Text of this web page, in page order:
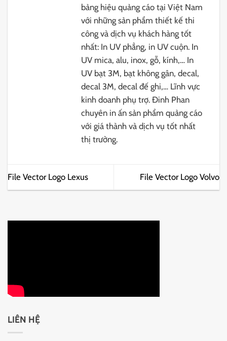
bảng hiệu quảng cáo tại Việt Nam
với những sản phẩm thiết kế thi
công và dịch vụ khách hàng tốt
nhất: In UV phẳng, in UV cuộn. In
UV mica, alu, inox, gỗ, kính,… In
UV bạt 3M, bạt không gân, decal,
decal 3M, decal đế ghi,… Lĩnh vực
kinh doanh phụ trợ. Đinh Phan
chuyên in ấn sản phẩm quảng cáo
với giá thành và dịch vụ tốt nhất
thị trường.
File Vector Logo Lexus File Vector Logo Volvo
LIÊN HỆ